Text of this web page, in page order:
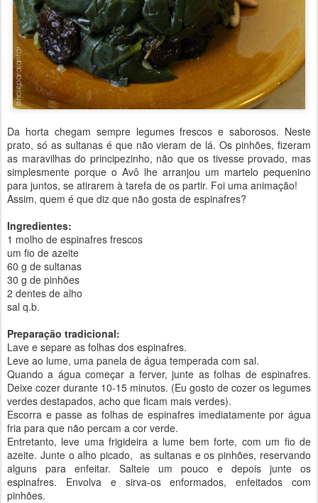
Da horta chegam sempre legumes frescos e saborosos. Neste
prato, só as sultanas é que não vieram de lá. Os pinhões, fizeram
as maravilhas do principezinho, não que os tivesse provado, mas
simplesmente porque o Avô lhe arranjou um martelo pequenino
para juntos, se atirarem à tarefa de os partir. Foi uma animação!
Assim, quem é que diz que não gosta de espinafres?
Ingredientes:
1 molho de espinafres frescos
um fio de azeite
60 g de sultanas
30 g de pinhões
2 dentes de alho
sal q.b.
Preparação tradicional:
Lave e separe as folhas dos espinafres.
Leve ao lume, uma panela de água temperada com sal.
Quando a água começar a ferver, junte as folhas de espinafres.
Deixe cozer durante 10-15 minutos. (Eu gosto de cozer os legumes
verdes destapados, acho que ficam mais verdes).
Escorra e passe as folhas de espinafres imediatamente por água
fria para que não percam a cor verde.
Entretanto, leve uma frigideira a lume bem forte, com um fio de
azeite. Junte o alho picado, as sultanas e os pinhões, reservando
alguns para enfeitar. Salteie um pouco e depois junte os
espinafres. Envolva e sirva-os enformados, enfeitados com
pinhões.